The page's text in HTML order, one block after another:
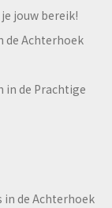
jouw bereik!
de Achterhoek
in de Prachtige
in de Achterhoek